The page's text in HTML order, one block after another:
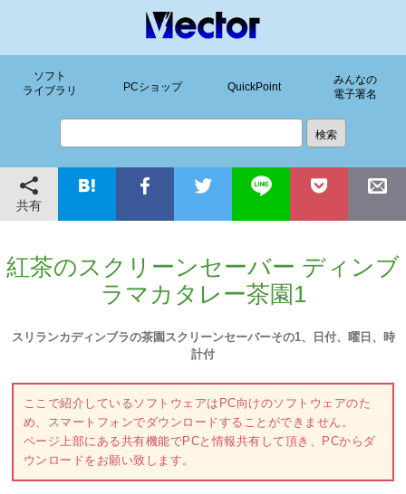
ソフト
ライブラリ
PCショップ QuickPoint
みんなの
電子署名
共有
紅茶のスクリーンセーバー ディンブ
ラマカタレー茶園1
スリランカディンブラの茶園スクリーンセーバーその1、日付、曜日、時
計付
ここで紹介しているソフトウェアはPC向けのソフトウェアのた
め、スマートフォンでダウンロードすることができません。
ページ上部にある共有機能でPCと情報共有して頂き、PCからダ
ウンロードをお願い致します。